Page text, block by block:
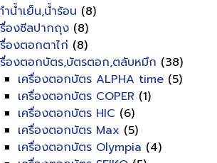
น้ำเย็น,น้ำร้อน (8)
รื่องซีลปากถุง (8)
องตอกตาไก่ (8)
รื่องตอกบัตร,บัตรตอก,ตลับหมึก (38)
เครื่องตอกบัตร ALPHA time (5)
เครื่องตอกบัตร COPER (1)
เครื่องตอกบัตร HIC (6)
เครื่องตอกบัตร Max (5)
เครื่องตอกบัตร Olympia (4)